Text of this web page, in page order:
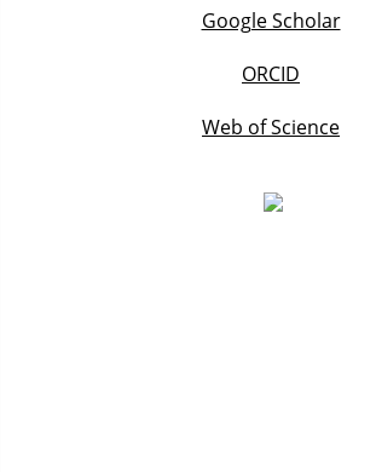
Google Scholar
ORCID
Web of Science